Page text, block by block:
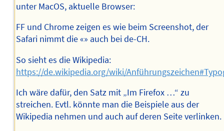
unter MacOS, aktuelle Browser:
FF und Chrome zeigen es wie beim Screenshot, der
Safari nimmt die «» auch bei de-CH.
So sieht es die Wikipedia:
https://de.wikipedia.org/wiki/
Ich wäre dafür, den Satz mit „Im Firefox …“ zu
streichen. Evtl. könnte man die Beispiele aus der
Wikipedia nehmen und auch auf deren Seite verlinken.